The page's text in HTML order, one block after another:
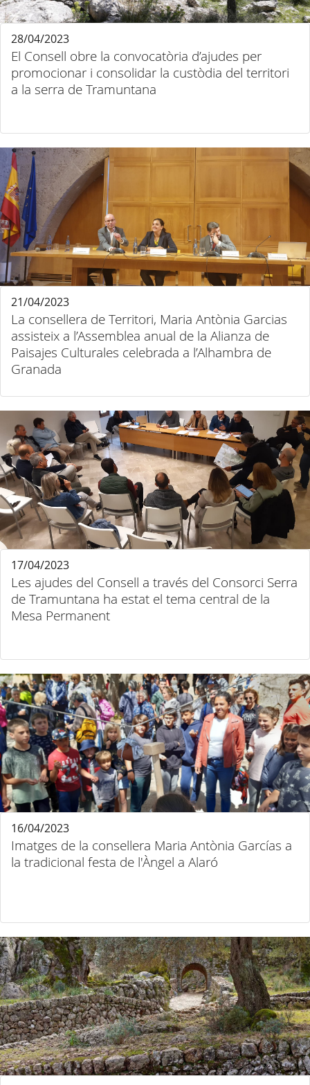
El Consell obre la convocatòria d’ajudes per
promocionar i consolidar la custòdia del territori
a la serra de Tramuntana
28/04/2023
La consellera de Territori, Maria Antònia Garcias
assisteix a l’Assemblea anual de la Alianza de
Paisajes Culturales celebrada a l’Alhambra de
Granada
21/04/2023
Les ajudes del Consell a través del Consorci Serra
de Tramuntana ha estat el tema central de la
Mesa Permanent
17/04/2023
Imatges de la consellera Maria Antònia Garcías a
la tradicional festa de l'Àngel a Alaró
16/04/2023